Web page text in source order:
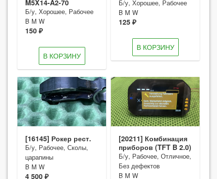
M5X14-A2-70
Б/у, Хорошее, Рабочее
B M W
150 ₽
В КОРЗИНУ
Б/у, Хорошее, Рабочее
B M W
125 ₽
В КОРЗИНУ
[16145] Рокер рест.
Б/у, Рабочее, Сколы,
царапины
B M W
4 500 ₽
[20211] Комбинация
приборов (TFT B 2.0)
Б/у, Рабочее, Отличное,
Без дефектов
B M W